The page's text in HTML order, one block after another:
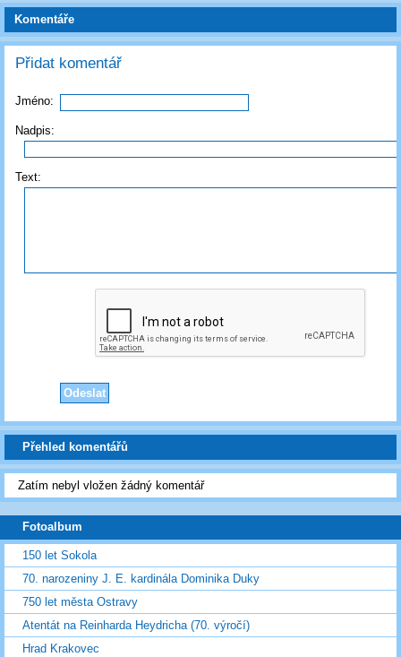
Komentáře
Přidat komentář
Jméno:
Nadpis:
Text:
Přehled komentářů
Zatím nebyl vložen žádný komentář
Fotoalbum
150 let Sokola
70. narozeniny J. E. kardinála Dominika Duky
750 let města Ostravy
Atentát na Reinharda Heydricha (70. výročí)
Hrad Krakovec